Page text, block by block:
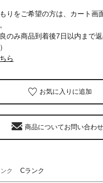
りをご希望の方は、カート画
のみ商品到着後7日以内まで
ら
お気に入りに追加
商品についてお問い合わせ
ク Cランク